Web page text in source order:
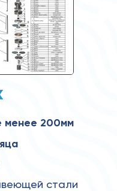
менее 200мм
стали